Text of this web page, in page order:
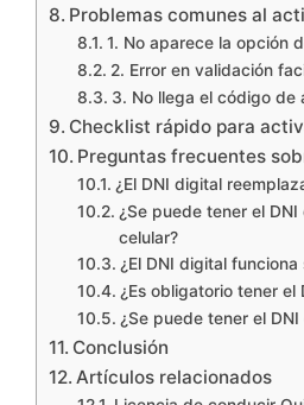
Problemas comunes al
1. No aparece la opción
2. Error en validación
3. No llega el código de
Checklist rápido para
Preguntas frecuentes
¿El DNI digital
¿Se puede tener el
celular?
¿El DNI digital funciona
¿Es obligatorio tener el
¿Se puede tener el
Conclusión
Artículos relacionados